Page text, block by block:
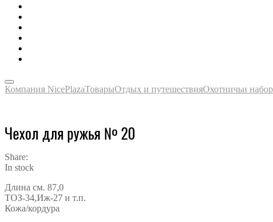
Компания NicePlazaТоварыОтдых и путешествияОхотничьи
Чехол для ружья № 20
Share:
In stock
Длина см. 87,0
ТОЗ-34,Иж-27 и т.п.
Кожа/кордура